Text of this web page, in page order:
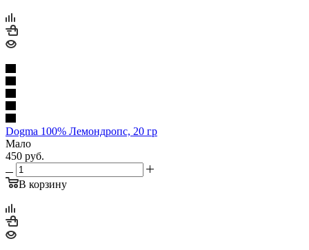
Dogma 100% Лемондропс, 20 гр
Мало
450 руб.
В корзину